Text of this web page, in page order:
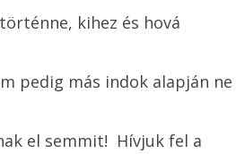
kihez és hová
pedig más indok alapján ne
el semmit! Hívjuk fel a